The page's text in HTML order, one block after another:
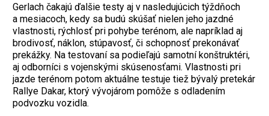
Gerlach čakajú ďalšie testy aj v nasledujúcich týždňoch
a mesiacoch, kedy sa budú skúšať nielen jeho jazdné
vlastnosti, rýchlosť pri pohybe terénom, ale napríklad aj
brodivosť, náklon, stúpavosť, či schopnosť prekonávať
prekážky. Na testovaní sa podieľajú samotní konštruktéri,
aj odborníci s vojenskými skúsenosťami. Vlastnosti pri
jazde terénom potom aktuálne testuje tiež bývalý pretekár
Rallye Dakar, ktorý vývojárom pomôže s odladením
podvozku vozidla.